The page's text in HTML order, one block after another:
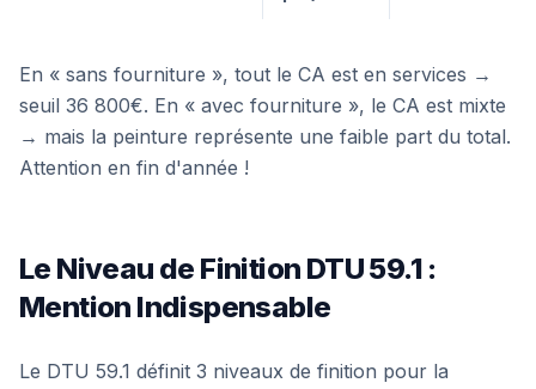
En « sans fourniture », tout le CA est en services →
seuil 36 800€. En « avec fourniture », le CA est mixte
→ mais la peinture représente une faible part du total.
Attention en fin d'année !
Le Niveau de Finition DTU 59.1 :
Mention Indispensable
Le DTU 59.1 définit 3 niveaux de finition pour la